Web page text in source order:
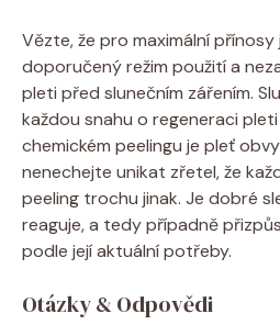
Vězte, že pro‌ maximální
doporučený režim použití a⁤
pleti ⁣před‌ slunečním zářením.
‍každou ⁣snahu o ‍regeneraci
chemickém peelingu je pleť​
nenechejte unikat zřetel, že
peeling trochu jinak.‌ Je dobré
reaguje, a tedy‌ případně
podle její‍ aktuální potřeby.
Otázky & Odpovědi